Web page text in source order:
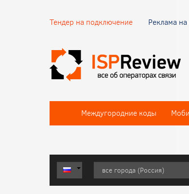
Тендер на подключение Реклама на
Междугородние коды